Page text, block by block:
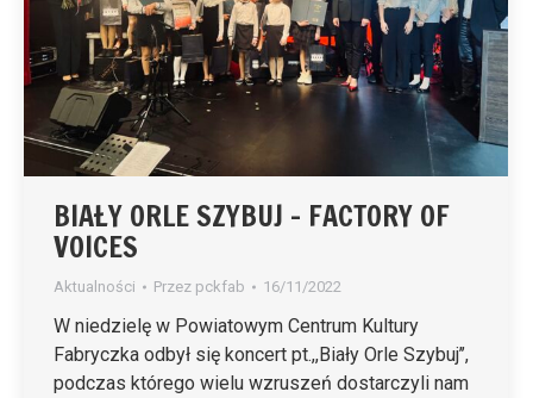
BIAŁY ORLE SZYBUJ – FACTORY OF
VOICES
Aktualności Przez pckfab 16/11/2022
W niedzielę w Powiatowym Centrum Kultury
Fabryczka odbył się koncert pt.,,Biały Orle Szybuj’’,
podczas którego wielu wzruszeń dostarczyli nam